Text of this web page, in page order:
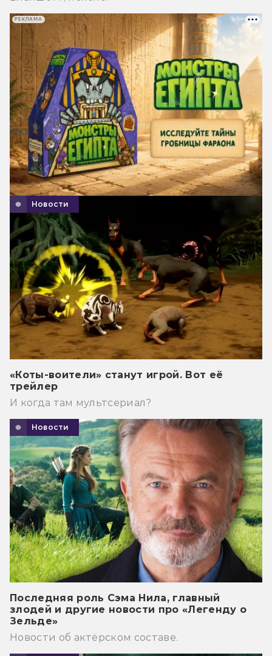
Новости
«Коты-воители» станут игрой. Вот её
трейлер
И когда там мультсериал?
Новости
Последняя роль Сэма Нила, главный
злодей и другие новости про «Легенду о
Зельде»
Новости об актёрском составе.
РЕКЛАМА